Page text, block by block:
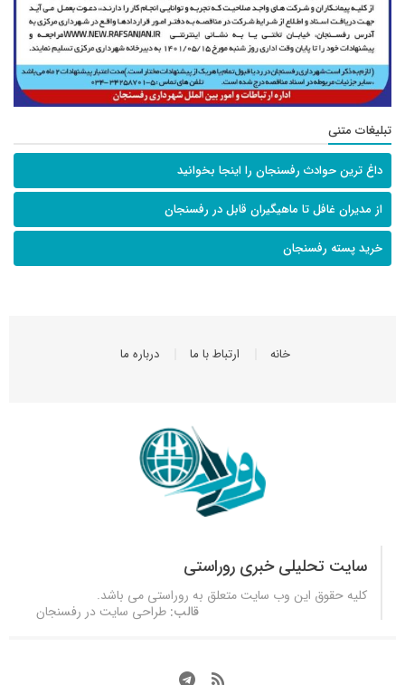
تبلیغات متنی
داغ ترین حوادث رفسنجان را اینجا بخوانید
از مدیران غافل تا ماهیگیران قابل در رفسنجان
خرید پسته رفسنجان
خانه ارتباط با ما درباره ما
سایت تحلیلی خبری روراستی
کلیه حقوق این وب سایت متعلق به روراستی می باشد.
قالب: طراحی سایت در رفسنجان